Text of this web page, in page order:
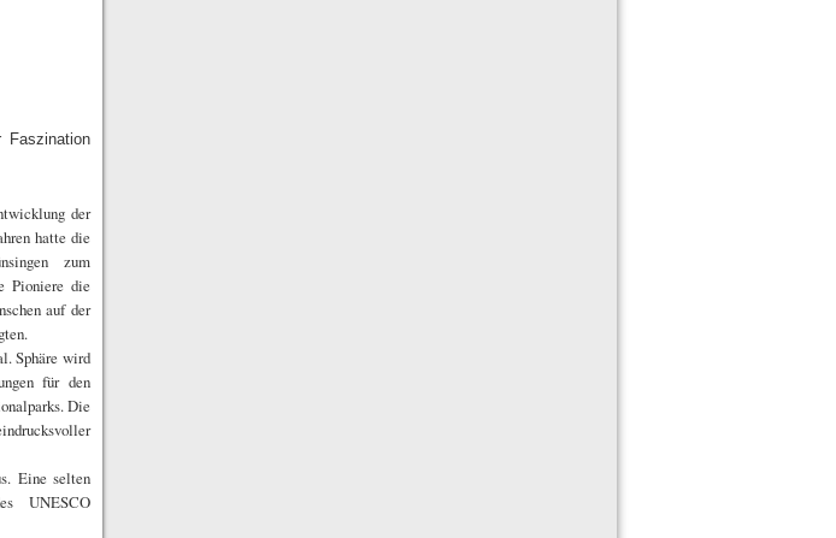
Faszination
der
hatte die
zum
Pioniere die
auf der
Sphäre wird
für den
Die
Eine selten
UNESCO